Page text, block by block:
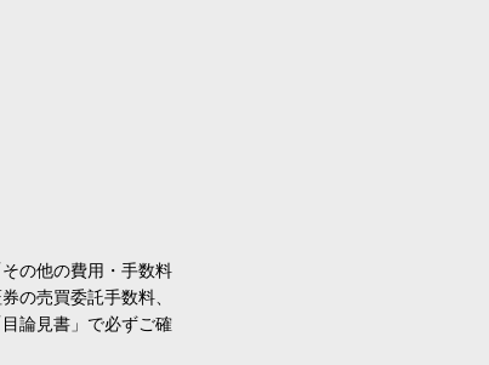
の他の費用・手数料
の売買委託手数料、
論見書」で必ずご確